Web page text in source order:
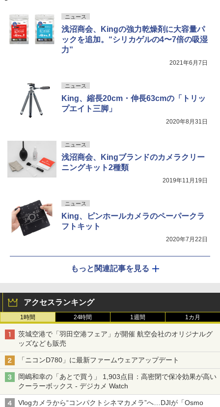
ニュース
浅沼商会、Kingの強力乾燥剤に大容量パ
ックを追加。“シリカゲルの4〜7倍の吸湿
力”
2021年6月7日
ニュース
King、縮長20cm・伸長63cmの「トリッ
プエイト三脚」
2020年8月31日
ニュース
浅沼商会、Kingブランドのカメラクリー
ニングキット2種類
2019年11月19日
ニュース
King、ピンホールカメラのペーパークラ
フトキット
2020年7月22日
もっと関連記事を見る
アクセスランキング
1時間 24時間 1週間 1カ月
茨城空港で「羽田空港フェア」が開催 航空会社のオリジナルグ
ッズなども販売
「ニコンD780」に最新ファームウェアアップデート
岡嶋和幸の「あとで買う」 1,903点目：高密閉で保冷効果が高い
クーラーボックス - デジカメ Watch
Vlogカメラから“コンパクトシネマカメラ”へ…DJIが「Osmo